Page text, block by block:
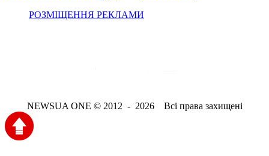
РОЗМІЩЕННЯ РЕКЛАМИ
NEWSUA ONE © 2012 - 2026 Всі права захищені